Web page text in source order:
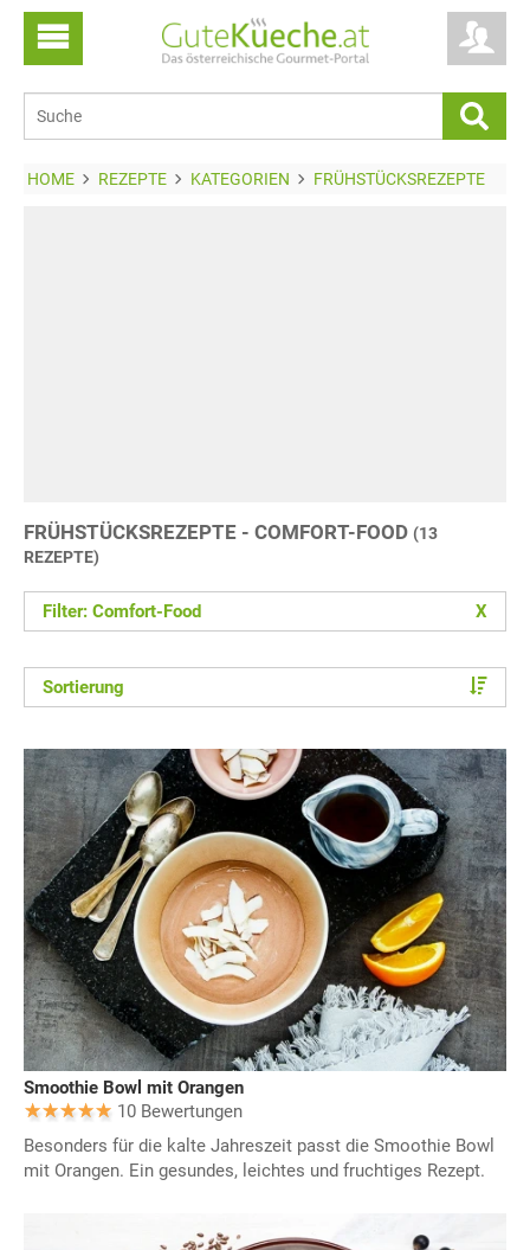
HOME REZEPTE KATEGORIEN FRÜHSTÜCKSREZEPTE
FRÜHSTÜCKSREZEPTE - COMFORT-FOOD (13
REZEPTE)
Filter: Comfort-Food X
Sortierung
Smoothie Bowl mit Orangen
10 Bewertungen
Besonders für die kalte Jahreszeit passt die Smoothie Bowl
mit Orangen. Ein gesundes, leichtes und fruchtiges Rezept.